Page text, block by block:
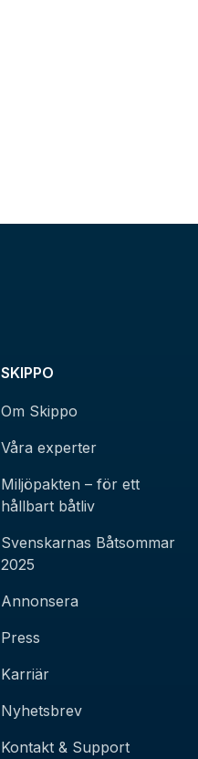
SKIPPO
Om Skippo
Våra experter
Miljöpakten – för ett
hållbart båtliv
Svenskarnas Båtsommar
2025
Annonsera
Press
Karriär
Nyhetsbrev
Kontakt & Support